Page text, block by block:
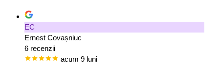
EC
Ernest Covașniuc
6 recenzii
acum 9 luni